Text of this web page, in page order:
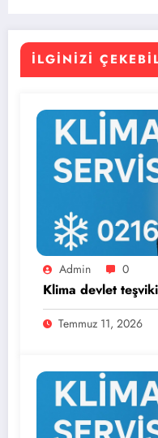
İLGINIZI
Admin 0
Klima devlet
Temmuz 11, 2026